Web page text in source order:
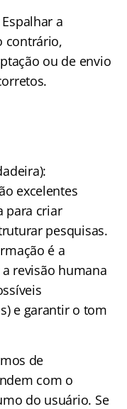
a
contrário,
ou de envio
excelentes
para criar
pesquisas.
é a
revisão humana
e garantir o tom
de
com o
do usuário. Se